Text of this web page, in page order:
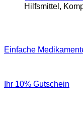
Hilfsmittel,
Einfache
Ihr 10% Gutschein